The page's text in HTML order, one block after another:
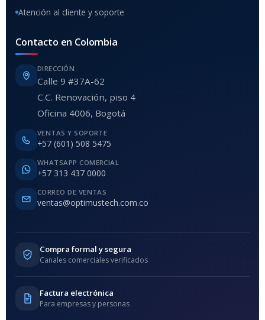
Atención al cliente y soporte
Contacto en Colombia
DIRECCIÓN
Calle 9 #37A-62
C.C. Renovación, piso 4
Oficina 4006, Bogotá
VENTAS Y SOPORTE
+57 (601) 508 5475
WHATSAPP COMERCIAL
+57 313 437 0000
CORREO DE VENTAS
ventas@optimustech.com.co
Compra formal y segura
Canales comerciales verificados
Factura electrónica
Para empresas y personas